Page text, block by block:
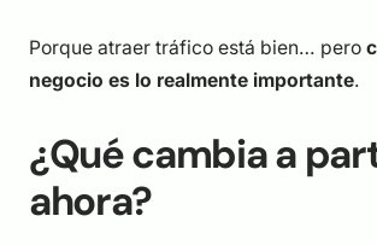
Porque atraer tráfico está bien… pero
negocio es lo realmente importante.
¿Qué cambia a
ahora?